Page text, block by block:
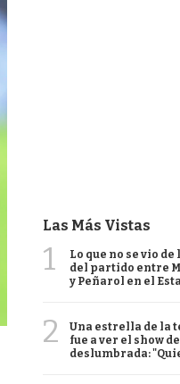
Las Más Vistas
1
Lo que no se vio
del partido entre
y Peñarol en el
2
Una estrella de la
fue a ver el show
deslumbrada: